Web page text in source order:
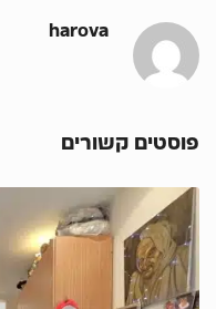
harova
פוסטים קשורים